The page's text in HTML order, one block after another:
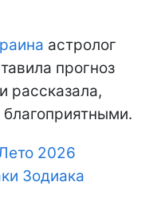
астролог
прогноз
рассказала,
2026
Зодиака